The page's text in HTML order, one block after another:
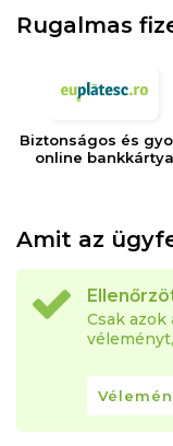
Rugalmas
Biztonságos és
online bankkártya
Amit az
Csak azok